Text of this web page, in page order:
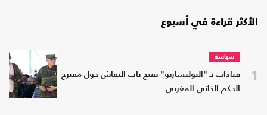
الأكثر قراءة في أسبوع
1
سياسة
قيادات بـ "البوليساريو" تفتح باب النقاش حول مقترح
الحكم الذاتي المغربي